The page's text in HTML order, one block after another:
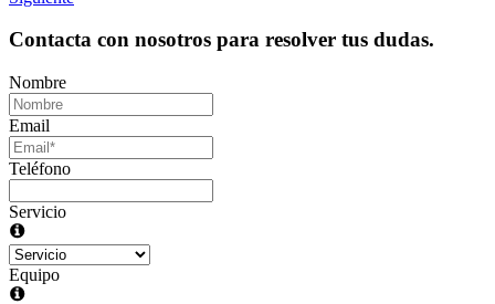
Contacta con nosotros para resolver tus dudas.
Nombre
Email
Teléfono
Servicio
Equipo